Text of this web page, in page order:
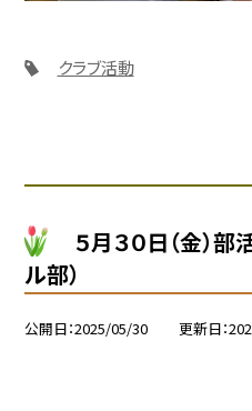
クラブ活動
５月３０日（金）
ル部）
公開日 2025/05/30 更新日